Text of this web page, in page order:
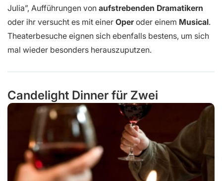
Julia”, Aufführungen von aufstrebenden Dramatikern
oder ihr versucht es mit einer Operoder einem Musical.
Theaterbesuche eignen sich ebenfalls bestens, um sich
mal wieder besonders herauszuputzen.
Candelight Dinner für Zwei